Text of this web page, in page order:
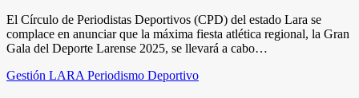
El Círculo de Periodistas Deportivos (CPD) del estado Lara se
complace en anunciar que la máxima fiesta atlética regional, la Gran
Gala del Deporte Larense 2025, se llevará a cabo…
Gestión LARA Periodismo Deportivo